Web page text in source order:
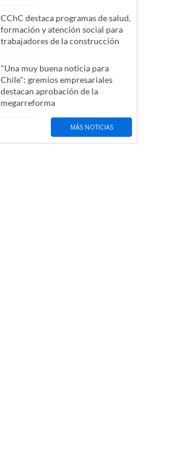
CChC destaca programas de salud,
formación y atención social para
trabajadores de la construcción
"Una muy buena noticia para
Chile": gremios empresariales
destacan aprobación de la
megarreforma
MÁS NOTICIAS